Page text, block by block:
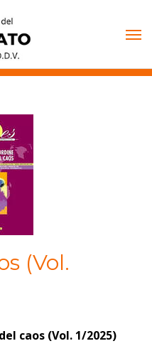
(Vol.
caos (Vol. 1/2025)